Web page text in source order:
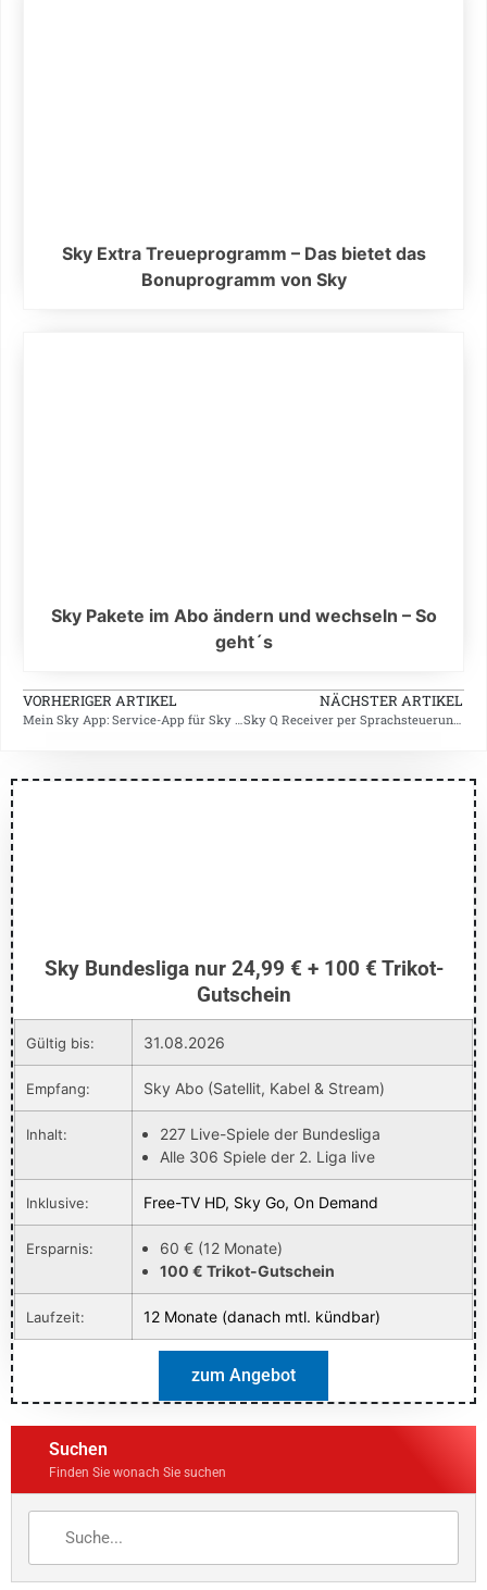
Sky Extra Treueprogramm – Das bietet das
Bonuprogramm von Sky
Sky Pakete im Abo ändern und wechseln – So
geht´s
VORHERIGER ARTIKEL NÄCHSTER ARTIKEL
Sky Bundesliga nur 24,99 € + 100 € Trikot-
Gutschein
Gültig bis: 31.08.2026
Empfang: Sky Abo (Satellit, Kabel & Stream)
Inhalt:
227 Live-Spiele der Bundesliga
Alle 306 Spiele der 2. Liga live
Inklusive: Free-TV HD, Sky Go, On Demand
Ersparnis:
60 € (12 Monate)
100 € Trikot-Gutschein
Laufzeit: 12 Monate (danach mtl. kündbar)
zum Angebot
Suchen
Finden Sie wonach Sie suchen